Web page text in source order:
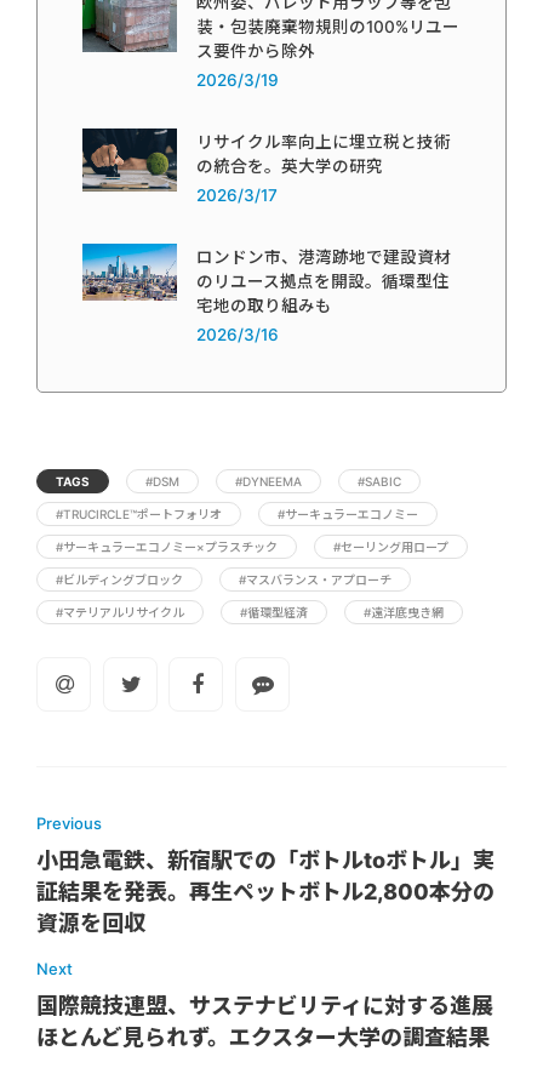
装・包装廃棄物規則の100%リユー
ス要件から除外
2026/3/19
リサイクル率向上に埋立税と技術
の統合を。英大学の研究
2026/3/17
ロンドン市、港湾跡地で建設資材
のリユース拠点を開設。循環型住
宅地の取り組みも
2026/3/16
TAGS #DSM #DYNEEMA #SABIC
#TRUCIRCLE™ポートフォリオ #サーキュラーエコノミー
#サーキュラーエコノミー×プラスチック #セーリング用ロープ
#ビルディングブロック #マスバランス・アプローチ
#マテリアルリサイクル #循環型経済 #遠洋底曳き網
Previous
小田急電鉄、新宿駅での「ボトルtoボトル」実
証結果を発表。再生ペットボトル2,800本分の
資源を回収
Next
国際競技連盟、サステナビリティに対する進展
ほとんど見られず。エクスター大学の調査結果